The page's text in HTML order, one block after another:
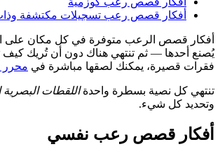
أفكار قصص رعب تسجيلات مكتشفة
فقرات قصيرة، يمكنك لصقها مباشرة في محرر Story Into Video
تنتهي كل نصية بسطرة واحدةاللقطات البصرية
وتحديد كل شيء.
أفكار قصص رعب نفسي